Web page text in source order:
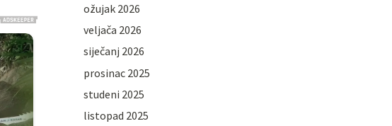
ožujak 2026
veljača 2026
siječanj 2026
prosinac 2025
studeni 2025
listopad 2025